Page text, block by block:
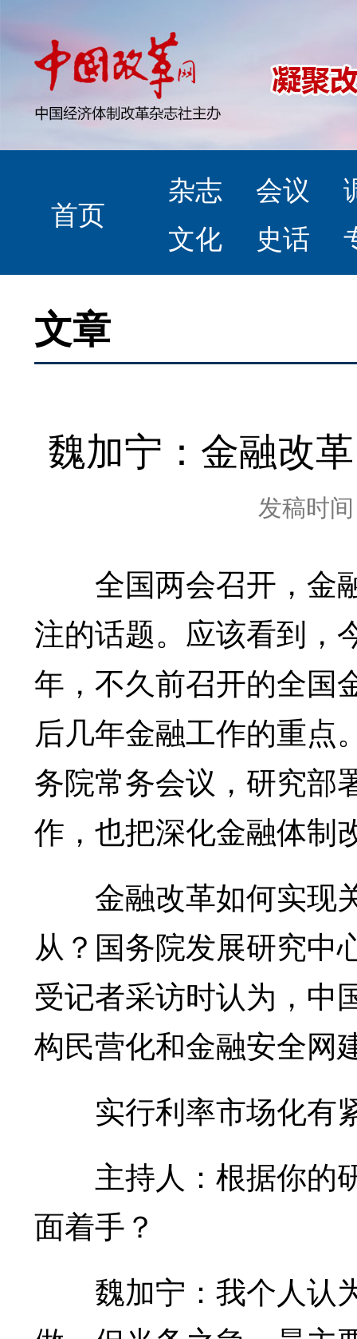
首页
杂志 会议
文化
史话
文章
魏加宁：金融改
发稿时
全国两会召开，金
注的话题。应该看到，
年，不久前召开的全国
后几年金融工作的重点
务院常务会议，研究部
作，也把深化金融体制
金融改革如何实现
从？国务院发展研究中
受记者采访时认为，中
构民营化和金融安全网
实行利率市场化有
主持人：根据你的
面着手？
魏加宁：我个人认